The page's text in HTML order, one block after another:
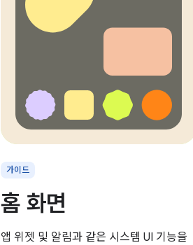
가이드
홈 화면
앱 위젯 및 알림과 같은 시스템 UI 기능을